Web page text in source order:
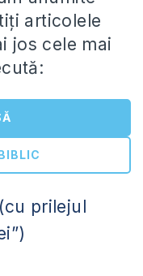
articolele
jos cele mai
prilejul